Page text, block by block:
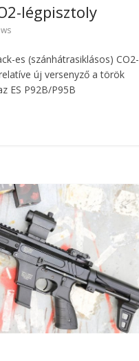
légpisztoly
es (szánhátrasiklásos) CO2-
új versenyző a török
ES P92B/P95B